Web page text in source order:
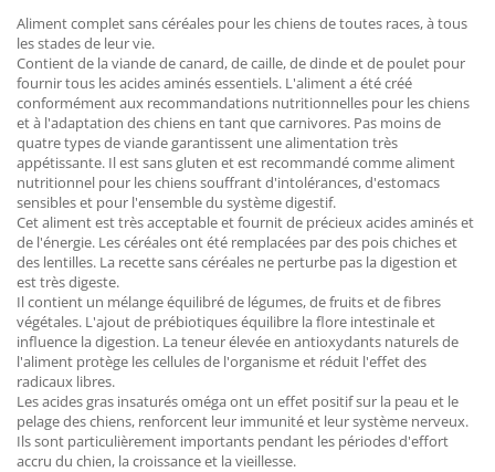
Aliment complet sans céréales pour les chiens de toutes races, à tous
les stades de leur vie.
Contient de la viande de canard, de caille, de dinde et de poulet pour
fournir tous les acides aminés essentiels. L'aliment a été créé
conformément aux recommandations nutritionnelles pour les chiens
et à l'adaptation des chiens en tant que carnivores. Pas moins de
quatre types de viande garantissent une alimentation très
appétissante. Il est sans gluten et est recommandé comme aliment
nutritionnel pour les chiens souffrant d'intolérances, d'estomacs
sensibles et pour l'ensemble du système digestif.
Cet aliment est très acceptable et fournit de précieux acides aminés et
de l'énergie. Les céréales ont été remplacées par des pois chiches et
des lentilles. La recette sans céréales ne perturbe pas la digestion et
est très digeste.
Il contient un mélange équilibré de légumes, de fruits et de fibres
végétales. L'ajout de prébiotiques équilibre la flore intestinale et
influence la digestion. La teneur élevée en antioxydants naturels de
l'aliment protège les cellules de l'organisme et réduit l'effet des
radicaux libres.
Les acides gras insaturés oméga ont un effet positif sur la peau et le
pelage des chiens, renforcent leur immunité et leur système nerveux.
Ils sont particulièrement importants pendant les périodes d'effort
accru du chien, la croissance et la vieillesse.